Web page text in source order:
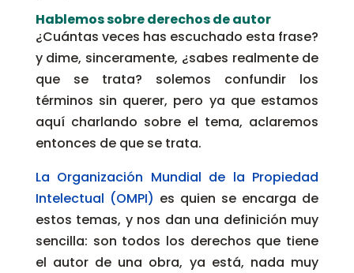
Hablemos sobre derechos de autor
¿Cuántas veces has escuchado esta frase?
y dime, sinceramente, ¿sabes realmente de
que se trata? solemos confundir los
términos sin querer, pero ya que estamos
aquí charlando sobre el tema, aclaremos
entonces de que se trata.
La Organización Mundial de la Propiedad
Intelectual (OMPI) es quien se encarga de
estos temas, y nos dan una definición muy
sencilla: son todos los derechos que tiene
el autor de una obra, ya está, nada muy